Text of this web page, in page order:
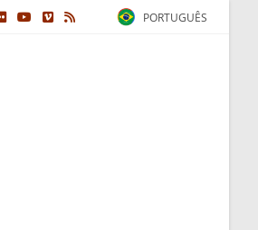
PORTUGUÊS